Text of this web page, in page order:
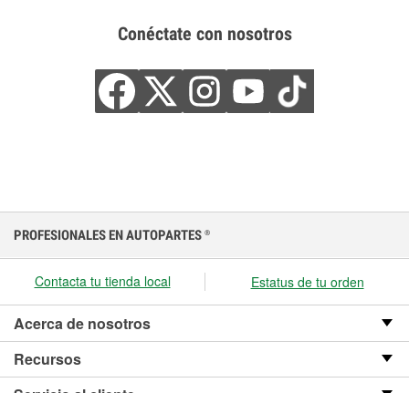
Conéctate con nosotros
PROFESIONALES EN AUTOPARTES ®
Contacta tu tienda local Estatus de tu orden
Acerca de nosotros
Recursos